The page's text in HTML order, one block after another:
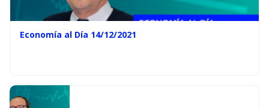
Economía al Día 14/12/2021